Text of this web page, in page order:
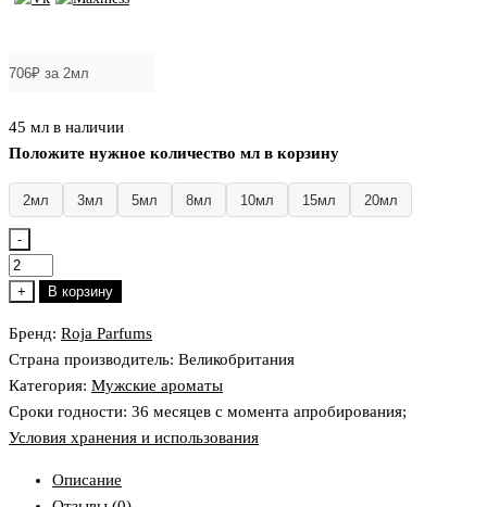
45 мл в наличии
Положите нужное количество мл в корзину
2мл 3мл 5мл 8мл 10мл 15мл 20мл
-
Количество
товара
Dove
Elysium
Pour
Homme
Parfum
Cologne
+ В корзину
Бренд: Roja Parfums
Страна производитель: Великобритания
Категория: Мужские ароматы
Сроки годности: 36 месяцев с момента апробирования;
Условия хранения и использования
Описание